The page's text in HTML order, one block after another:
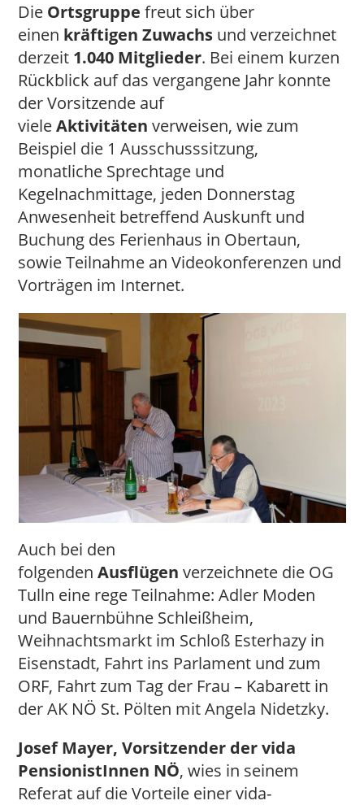
Die Ortsgruppe freut sich über
einen kräftigen Zuwachs und verzeichnet
derzeit 1.040 Mitglieder. Bei einem kurzen
Rückblick auf das vergangene Jahr konnte
der Vorsitzende auf
vieleAktivitäten verweisen, wie zum
Beispiel die 1 Ausschusssitzung,
monatliche Sprechtage und
Kegelnachmittage, jeden Donnerstag
Anwesenheit betreffend Auskunft und
Buchung des Ferienhaus in Obertaun,
sowie Teilnahme an Videokonferenzen und
Vorträgen im Internet.
Auch bei den
folgendenAusflügen verzeichnete die OG
Tulln eine rege Teilnahme: Adler Moden
und Bauernbühne Schleißheim,
Weihnachtsmarkt im Schloß Esterhazy in
Eisenstadt, Fahrt ins Parlament und zum
ORF, Fahrt zum Tag der Frau – Kabarett in
der AK NÖ St. Pölten mit Angela Nidetzky.
Josef Mayer, Vorsitzender der vida
PensionistInnen NÖ, wies in seinem
Referat auf die Vorteile einer vida-